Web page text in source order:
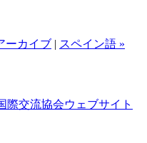
ーカイブ | スペイン語 »
際交流協会ウェブサイト